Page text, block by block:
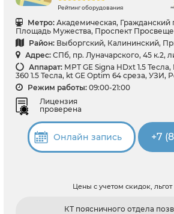
Рейтинг оборудования
Метро: Академическая, Гражданский
Площадь Мужества, Проспект
Район: Выборгский, Калининский,
Адрес: СПб, пр. Луначарского, 45 к.2,
Аппарат: МРТ GE Signa HDxt 1.5
360 1.5 Тесла, kt GE Optim 64 среза, УЗИ,
Режим работы: 09:00-21:00
Лицензия
проверена
Онлайн запись +7
Цены с учетом скидок,
КТ поясничного отдела